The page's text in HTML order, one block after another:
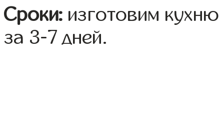
Сроки: изготовим
за 3-7 дней.